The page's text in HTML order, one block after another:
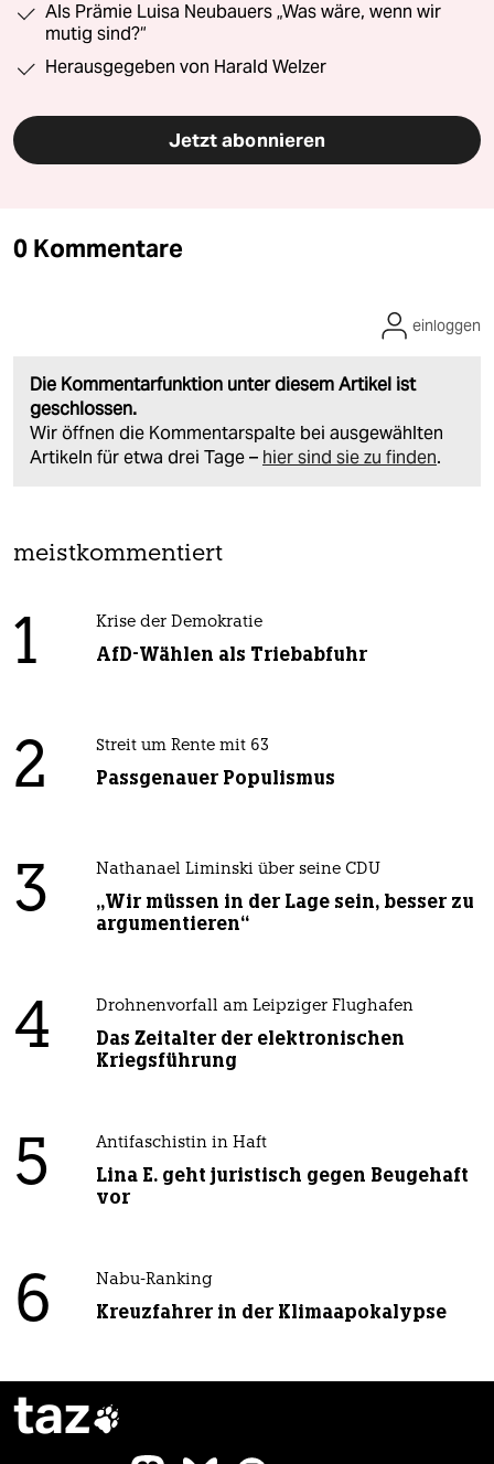
Als Prämie Luisa Neubauers „Was wäre, wenn wir
mutig sind?“
Herausgegeben von Harald Welzer
Jetzt abonnieren
0 Kommentare
Die Kommentarfunktion unter diesem Artikel ist
geschlossen.
Wir öffnen die Kommentarspalte bei ausgewählten
Artikeln für etwa drei Tage – hier sind sie zu finden.
einloggen
meistkommentiert
1 Krise der Demokratie
AfD-Wählen als Triebabfuhr
2 Streit um Rente mit 63
Passgenauer Populismus
3 Nathanael Liminski über seine CDU
„Wir müssen in der Lage sein, besser zu
argumentieren“
4 Drohnenvorfall am Leipziger Flughafen
Das Zeitalter der elektronischen
Kriegsführung
5 Antifaschistin in Haft
Lina E. geht juristisch gegen Beugehaft
vor
6 Nabu-Ranking
Kreuzfahrer in der Klimaapokalypse
taz